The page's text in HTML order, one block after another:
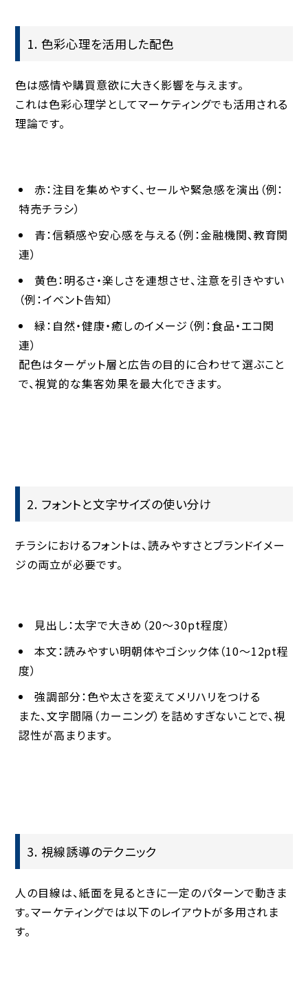
1. 色彩心理を活用した配色
色は感情や購買意欲に大きく影響を与えます。
これは色彩心理学 としてマーケティングでも活用される
理論です。
赤：注目を集めやすく、セールや緊急感を演出（例：
特売チラシ）
青：信頼感や安心感を与える（例：金融機関、教育関
連）
黄色：明るさ・楽しさを連想させ、注意を引きやすい
（例：イベント告知）
緑：自然・健康・癒しのイメージ（例：食品・エコ関
連）
配色はターゲット層と広告の目的に合わせて選ぶこと
で、視覚的な集客効果を最大化できます。
2. フォントと文字サイズの使い分け
チラシにおけるフォントは、読みやすさとブランドイメー
ジの両立が必要です。
見出し：太字で大きめ（20〜30pt程度）
本文：読みやすい明朝体やゴシック体（10〜12pt程
度）
強調部分：色や太さを変えてメリハリをつける
また、文字間隔（カーニング）を詰めすぎないことで、視
認性が高まります。
3. 視線誘導のテクニック
人の目線は、紙面を見るときに一定のパターンで動きま
す。マーケティングでは以下のレイアウトが多用されま
す。